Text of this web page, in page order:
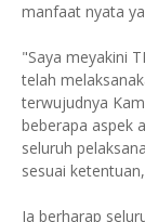
manfaat nyata
"Saya meyakini
telah
terwujudnya
beberapa aspek
seluruh
sesuai
Ia berharap